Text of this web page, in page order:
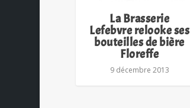
La Brasserie
Lefebvre relooke ses
bouteilles de bière
Floreffe
9 décembre 2013